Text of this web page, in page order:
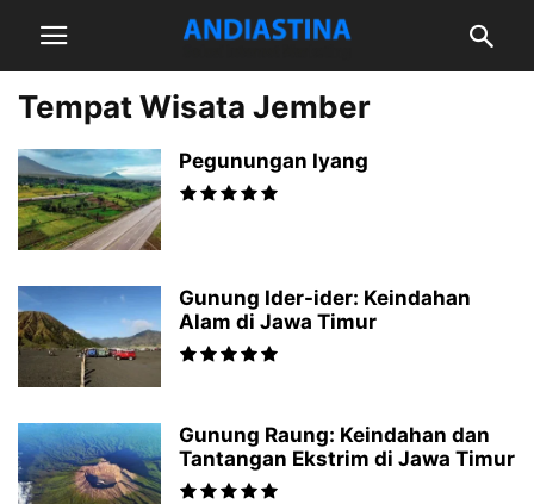
Tempat Wisata Jember
Pegunungan Iyang
Gunung Ider-ider: Keindahan
Alam di Jawa Timur
Gunung Raung: Keindahan dan
Tantangan Ekstrim di Jawa Timur